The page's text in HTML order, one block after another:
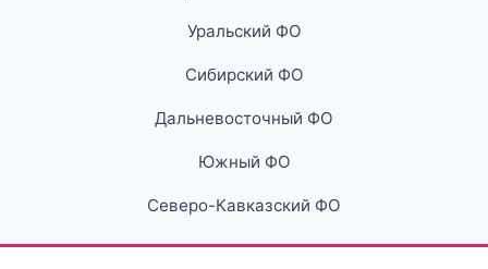
Уральский ФО
Сибирский ФО
Дальневосточный ФО
Южный ФО
Северо-Кавказский ФО